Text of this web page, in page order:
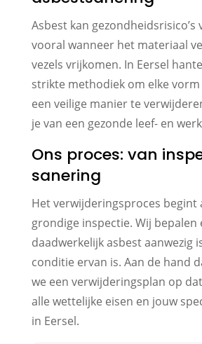
Asbest kan gezondheidsrisico’s
vooral wanneer het materiaal
vezels vrijkomen. In Eersel
strikte methodiek om elke
een veilige manier te
je van een gezonde leef- en
Ons proces: van
sanering
Het verwijderingsproces begint
grondige inspectie. Wij bepalen
daadwerkelijk asbest aanwezig
conditie ervan is. Aan de hand
we een verwijderingsplan op
alle wettelijke eisen en jouw
in Eersel.